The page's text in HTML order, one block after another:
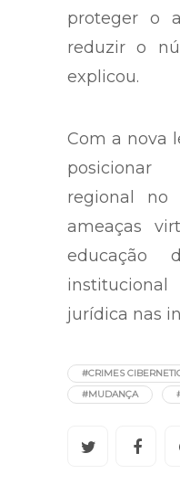
proteger o
reduzir o
explicou.
Com a nova
posicionar
regional no
ameaças
educação
jurídica nas
#CRIMES
#MUDANÇA